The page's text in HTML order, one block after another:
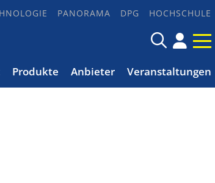
PANORAMA DPG HOCHSCHULE
Produkte Anbieter Veranstaltungen